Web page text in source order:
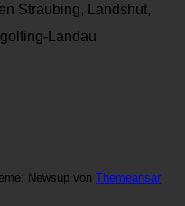
Straubing, Landshut,
Landau
Newsup von Themeansar